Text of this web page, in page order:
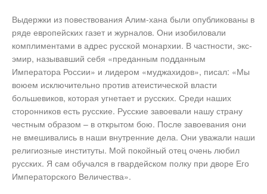
Выдержки из повествования Алим-хана были опубликованы в
ряде европейских газет и журналов. Они изобиловали
комплиментами в адрес русской монархии. В частности, экс-
эмир, называвший себя «преданным подданным
Императора России» и лидером «муджахидов», писал: «Мы
воюем исключительно против атеистической власти
большевиков, которая угнетает и русских. Среди наших
сторонников есть русские. Русские завоевали нашу страну
честным образом – в открытом бою. После завоевания они
не вмешивались в наши внутренние дела. Они уважали наши
религиозные институты. Мой покойный отец очень любил
русских. Я сам обучался в гвардейском полку при дворе Его
Императорского Величества».